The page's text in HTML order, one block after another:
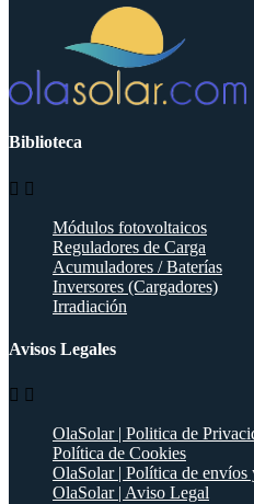
Biblioteca
 
Módulos fotovoltaicos
Reguladores de Carga
Acumuladores / Baterías
Inversores (Cargadores)
Irradiación
Avisos Legales
 
OlaSolar | Politica de
Política de Cookies
OlaSolar | Política de envíos
OlaSolar | Aviso Legal